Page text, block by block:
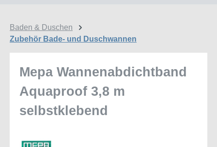
Baden & Duschen
Zubehör Bade- und Duschwannen
Mepa Wannenabdichtband
Aquaproof 3,8 m
selbstklebend